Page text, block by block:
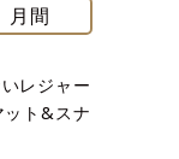
月間
レジャー
ト&スナ